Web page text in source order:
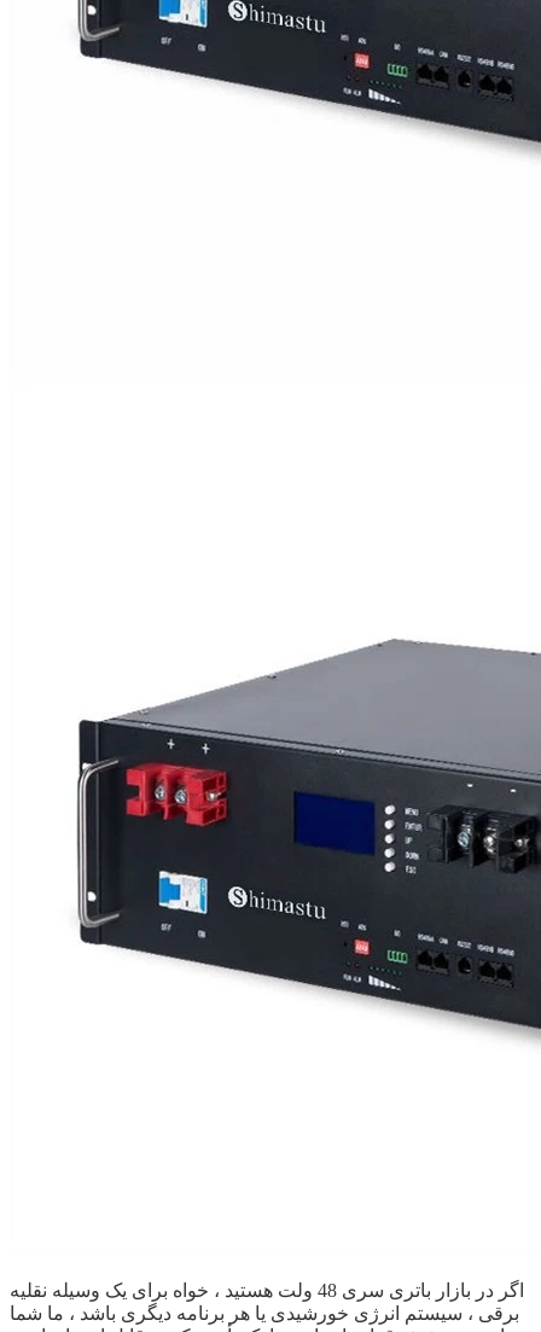
اگر در بازار باتری سری 48 ولت هستید ، خواه برای یک وسیله نقلیه
برقی ، سیستم انرژی خورشیدی یا هر برنامه دیگری باشد ، ما شما